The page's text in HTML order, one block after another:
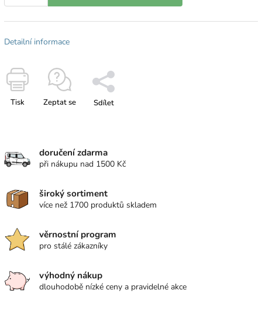
Detailní informace
Tisk Zeptat se Sdílet
doručení zdarma
při nákupu nad 1500 Kč
široký sortiment
více než 1700 produktů skladem
věrnostní program
pro stálé zákazníky
výhodný nákup
dlouhodobě nízké ceny a pravidelné akce